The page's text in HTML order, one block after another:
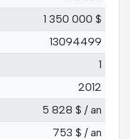
1 350 000 $
13094499
1
2012
5 828 $ / an
753 $ / an